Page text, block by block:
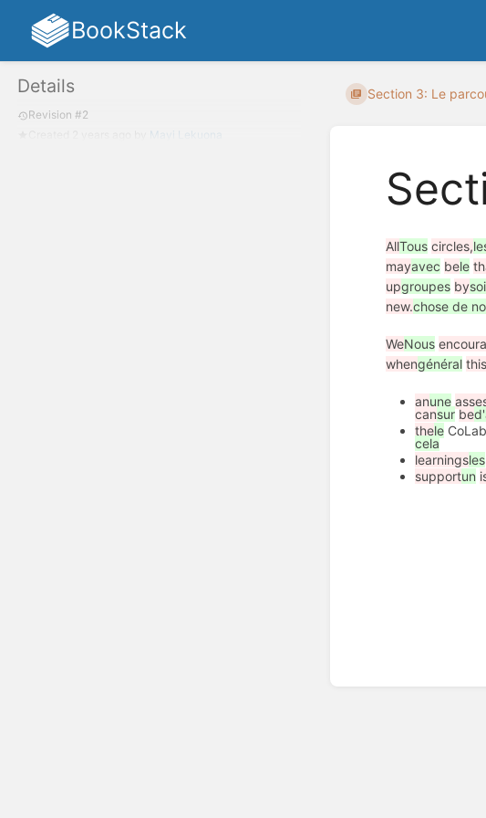
BookStack
Details
Revision #2
Mayi Lekuona
Section 3: Le
AllTous circles,
mayavec bele
upgroupes by
new.chose de
WeNous
whengénéral this
anune
cansur be
thele
cela
learningsles
supportun